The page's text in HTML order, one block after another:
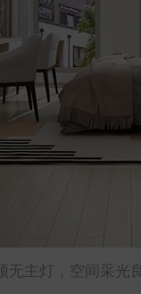
无主灯，空间采